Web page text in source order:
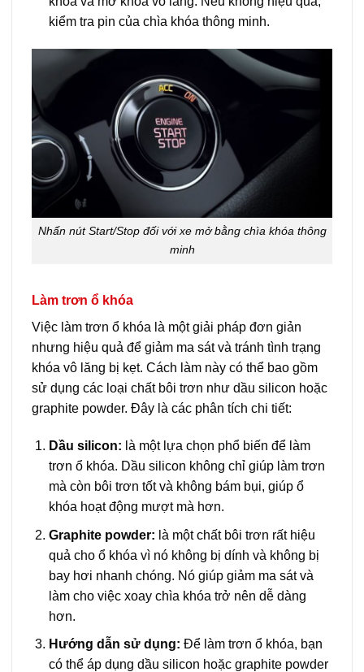
kiểm tra pin của chìa khóa thông minh.
Nhấn nút Start/Stop đối với xe mở bằng chìa khóa thông
minh
Làm trơn ổ khóa
Việc làm trơn ổ khóa là một giải pháp đơn giản
nhưng hiệu quả để giảm ma sát và tránh tình trạng
khóa vô lăng bị kẹt. Cách làm này có thể bao gồm
sử dụng các loại chất bôi trơn như dầu silicon hoặc
graphite powder. Đây là các phân tích chi tiết:
Dầu silicon: là một lựa chọn phổ biến để làm
trơn ổ khóa. Dầu silicon không chỉ giúp làm trơn
mà còn bôi trơn tốt và không bám bụi, giúp ổ
khóa hoạt động mượt mà hơn.
Graphite powder: là một chất bôi trơn rất hiệu
quả cho ổ khóa vì nó không bị dính và không bị
bay hơi nhanh chóng. Nó giúp giảm ma sát và
làm cho việc xoay chìa khóa trở nên dễ dàng
hơn.
Hướng dẫn sử dụng: Để làm trơn ổ khóa, bạn
có thể áp dụng dầu silicon hoặc graphite powder